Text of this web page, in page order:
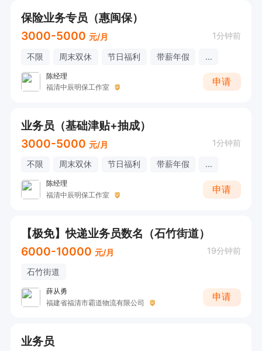
保险业务专员（惠闽保）
3000-5000 元/月 1分钟前
不限 周末双休 节日福利 带薪年假 ...
陈经理
福清中辰明保工作室
申请
业务员（基础津贴+抽成）
3000-5000 元/月 1分钟前
不限 周末双休 节日福利 带薪年假 ...
陈经理
福清中辰明保工作室
申请
【极免】快递业务员数名（石竹街道）
6000-10000 元/月 19分钟前
石竹街道
薛从勇
福建省福清市霸道物流有限公司
申请
业务员